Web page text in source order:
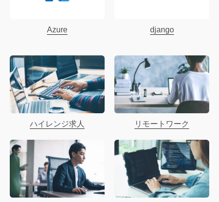
Azure django
ハイレンジ求人 リモートワーク